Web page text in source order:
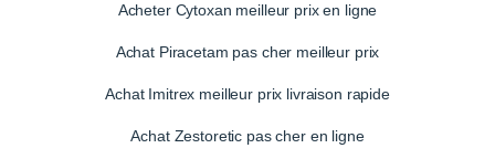
Acheter Cytoxan meilleur prix en ligne
Achat Piracetam pas cher meilleur prix
Achat Imitrex meilleur prix livraison rapide
Achat Zestoretic pas cher en ligne